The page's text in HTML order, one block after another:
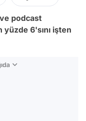
ve podcast
yüzde 6'sını işten